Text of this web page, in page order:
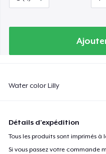
Water color Lilly
Détails d'expédition
Tous les produits sont imprimés à
Si vous passez votre commande